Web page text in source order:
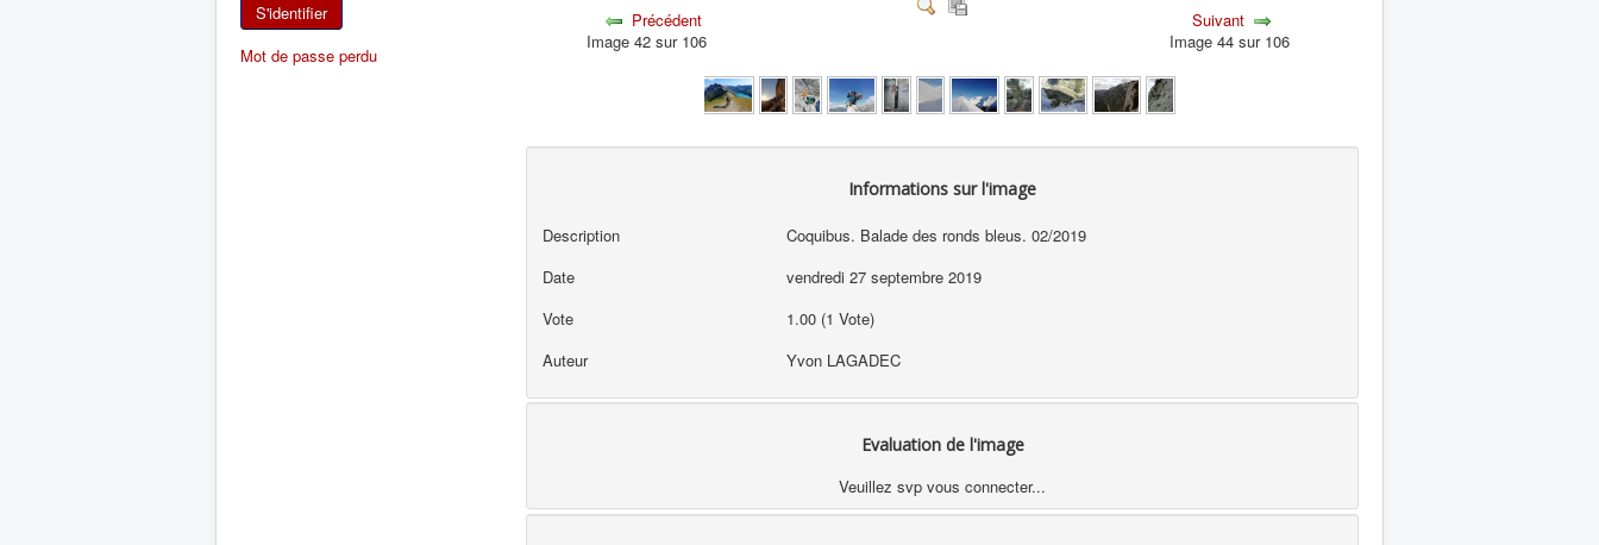
S'identifier
Mot de passe perdu
Précédent
Image 42 sur 106
Suivant
Image 44 sur 106
Informations sur l'image
Description
Coquibus. Balade des ronds bleus. 02/2019
Date
vendredi 27 septembre 2019
Vote
1.00 (1 Vote)
Auteur
Yvon LAGADEC
Evaluation de l'image
Veuillez svp vous connecter...